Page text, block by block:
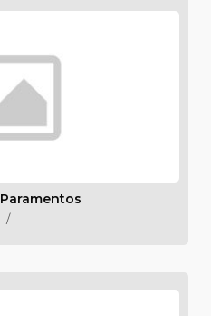
/